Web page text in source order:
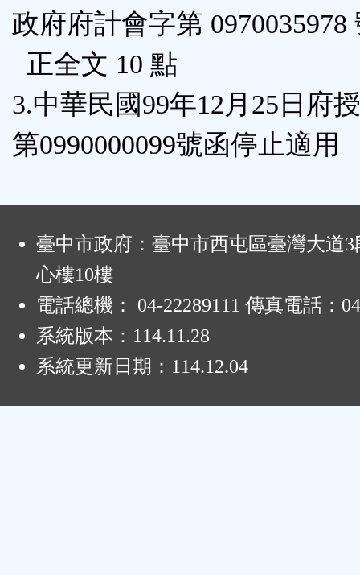
政府府計會字第 0970035978
正全文 10 點
3.中華民國99年12月25日府
第0990000099號函停止適用
臺中市政府：臺中市西屯區臺灣大道3
心樓10樓
電話總機： 04-22289111 傳真電話：
系統版本： 114.11.28
系統更新日期： 114.12.04